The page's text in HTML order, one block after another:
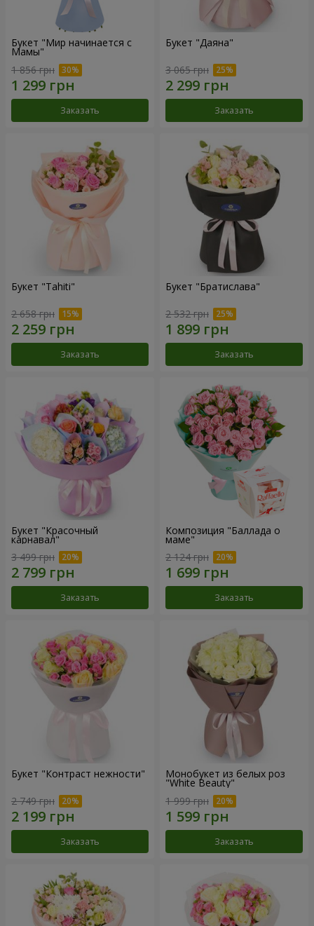
Букет "Мир начинается с
Мамы"
1 856 грн
Заказать
Букет "Даяна"
3 065 грн
Заказать
Букет "Tahiti"
2 658 грн
Заказать
Букет "Братислава"
2 532 грн
Заказать
Букет "Красочный
карнавал"
3 499 грн
Заказать
Композиция "Баллада о
маме"
2 124 грн
Заказать
Букет "Контраст нежности"
2 749 грн
Заказать
Монобукет из белых роз
"White Beauty"
1 999 грн
Заказать